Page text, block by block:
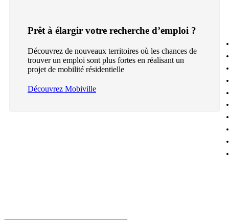
Prêt à élargir votre recherche d’emploi ?
Découvrez de nouveaux territoires où les chances de
trouver un emploi sont plus fortes en réalisant un
projet de mobilité résidentielle
Découvrez Mobiville